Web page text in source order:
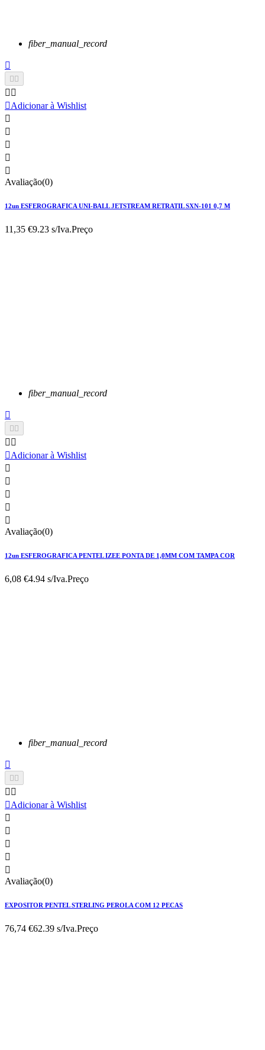
fiber_manual_record

 
 
Adicionar à Wishlist





Avaliação(0)
12un ESFEROGRAFICA UNI-BALL JETSTREAM RETRATIL SXN-101 0,7 M
11,35 €9.23 s/Iva.Preço
fiber_manual_record

 
 
Adicionar à Wishlist





Avaliação(0)
12un ESFEROGRAFICA PENTEL IZEE PONTA DE 1,0MM COM TAMPA COR
6,08 €4.94 s/Iva.Preço
fiber_manual_record

 
 
Adicionar à Wishlist





Avaliação(0)
EXPOSITOR PENTEL STERLING PEROLA COM 12 PECAS
76,74 €62.39 s/Iva.Preço